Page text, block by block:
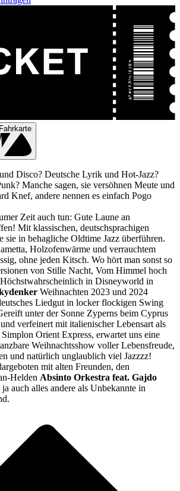
Disco? Deutsche Lyrik und Hot-Jazz?
Manche sagen, sie versöhnen Meute und
Knef, andere nennen es einfach Pogo
Zeit auch tun: Gute Laune an
Mit klassischen, deutschsprachigen
sie in behagliche Oldtime Jazz überführen.
Holzofenwärme und verrauchtem
ohne jeden Kitsch. Wo hört man sonst so
von Stille Nacht, Vom Himmel hoch
in Disneyworld in
Weihnachten 2023 und 2024
Liedgut in locker flockigen Swing
unter der Sonne Zyperns beim Cyprus
verfeinert mit italienischer Lebensart als
Orient Express, erwartet uns eine
Weihnachtsshow voller Lebensfreude,
und natürlich unglaublich viel Jazzzz!
mit alten Freunden, den
Helden Absinto Orkestra feat. Gajdo
ja auch alles andere als Unbekannte in